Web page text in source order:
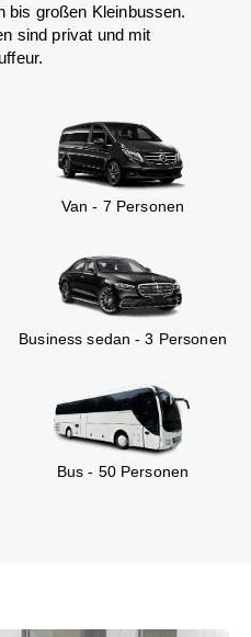
bis großen Kleinbussen.
sind privat und mit
Van - 7 Personen
Business sedan - 3 Personen
Bus - 50 Personen